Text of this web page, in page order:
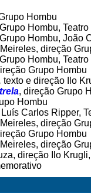
Hombu
Hombu,
Hombu, João
direção
Hombu,
Grupo Hombu
, texto e direção Ilo
, direção Grupo
Hombu
Carlos Ripper,
direção
Grupo Hombu
direção
direção Ilo